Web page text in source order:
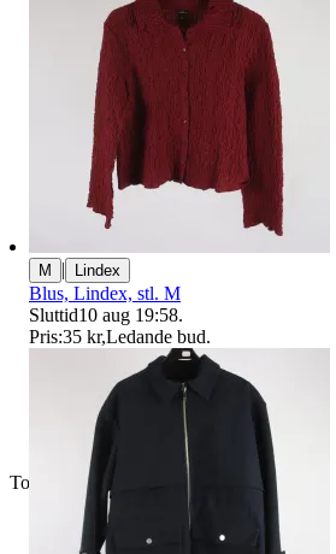
Toppsäljare
M | Lindex
Blus, Lindex, stl. M
Sluttid10 aug 19:58.
Pris:35 kr,Ledande bud.